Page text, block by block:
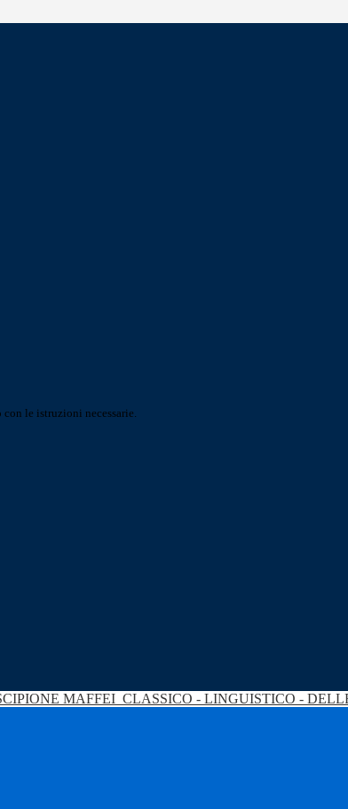
le istruzioni necessarie.
MAFFEI CLASSICO - LINGUISTICO -